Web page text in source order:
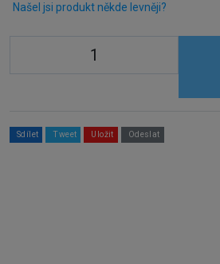
Našel jsi produkt někde levněji?
Sdílet Tweet Uložit Odeslat